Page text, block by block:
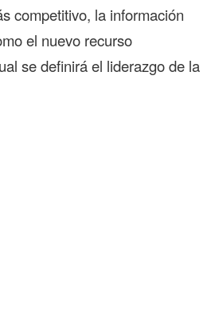
competitivo, la información
el nuevo recurso
se definirá el liderazgo de la